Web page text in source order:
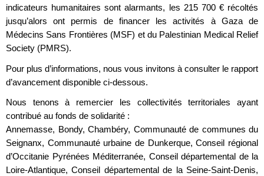
indicateurs humanitaires sont alarmants, les 215 700 € récoltés
jusqu’alors ont permis de financer les activités à Gaza de
Médecins Sans Frontières (MSF) et du Palestinian Medical Relief
Society (PMRS).
Pour plus d’informations, nous vous invitons à consulter le rapport
d’avancement disponible ci-dessous.
Nous tenons à remercier les collectivités territoriales ayant
contribué au fonds de solidarité :
Annemasse, Bondy, Chambéry, Communauté de communes du
Seignanx, Communauté urbaine de Dunkerque, Conseil régional
d’Occitanie Pyrénées Méditerranée, Conseil départemental de la
Loire-Atlantique, Conseil départemental de la Seine-Saint-Denis,